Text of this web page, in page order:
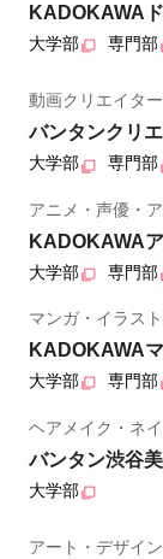
KADOKAWA
大学部 専門部
動画クリエイタ
バンタンクリ
大学部 専門部
アニメ・声優・
KADOKAWA
大学部 専門部
マンガ・イラス
KADOKAWA
大学部 専門部
ヘアメイク・ネ
バンタン渋谷
大学部
アート・デザイ